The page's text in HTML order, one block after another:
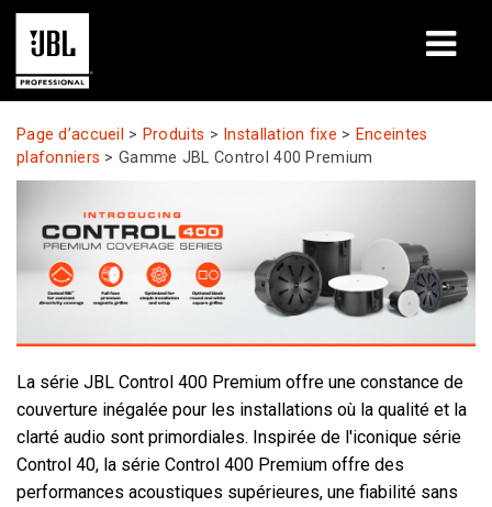
Produits
Études de cas
Sessions de formation en ligne
Formation
Où acheter et se connecter
Support
Page d’accueil > Produits > Installation fixe > Enceintes
plafonniers >Gamme JBL Control 400 Premium
La série JBL Control 400 Premium offre une constance de
couverture inégalée pour les installations où la qualité et la
clarté audio sont primordiales. Inspirée de l'iconique série
Control 40, la série Control 400 Premium offre des
performances acoustiques supérieures, une fiabilité sans